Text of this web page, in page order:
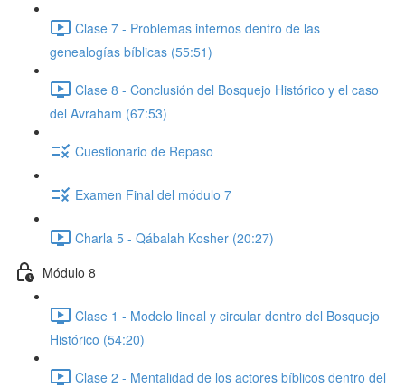
Clase 7 - Problemas internos dentro de las
genealogías bíblicas (55:51)
Clase 8 - Conclusión del Bosquejo Histórico y el caso
del Avraham (67:53)
Cuestionario de Repaso
Examen Final del módulo 7
Charla 5 - Qábalah Kosher (20:27)
Módulo 8
Clase 1 - Modelo lineal y circular dentro del Bosquejo
Histórico (54:20)
Clase 2 - Mentalidad de los actores bíblicos dentro del